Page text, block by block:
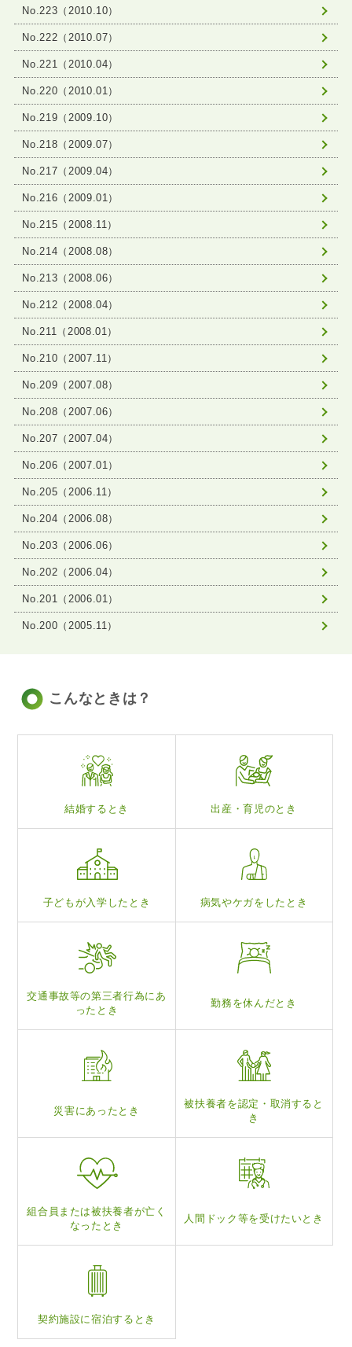
No.223（2010.10）
No.222（2010.07）
No.221（2010.04）
No.220（2010.01）
No.219（2009.10）
No.218（2009.07）
No.217（2009.04）
No.216（2009.01）
No.215（2008.11）
No.214（2008.08）
No.213（2008.06）
No.212（2008.04）
No.211（2008.01）
No.210（2007.11）
No.209（2007.08）
No.208（2007.06）
No.207（2007.04）
No.206（2007.01）
No.205（2006.11）
No.204（2006.08）
No.203（2006.06）
No.202（2006.04）
No.201（2006.01）
No.200（2005.11）
こんなときは？
結婚するとき 出産・育児のとき
子どもが入学したとき 病気やケガをしたとき
交通事故等の第三者行為にあ
ったとき
勤務を休んだとき
災害にあったとき
被扶養者を認定・ 取消すると
き
組合員または被扶養者が亡く
なったとき
人間ドック等を受けたいとき
契約施設に宿泊するとき